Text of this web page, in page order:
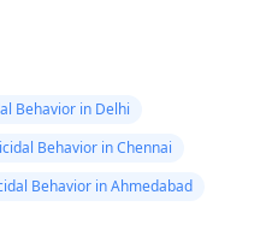
Behavior in Delhi
Behavior in Chennai
Behavior in Ahmedabad